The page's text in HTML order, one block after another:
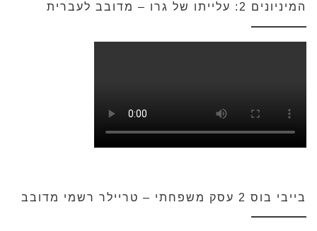
המיניונים 2: עלייתו של גרו – מדובב לעברית
בייבי בוס 2 עסק משפחתי – טריילר רשמי מדובב